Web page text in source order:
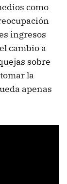
como
ingresos
cambio a
sobre
la
apenas